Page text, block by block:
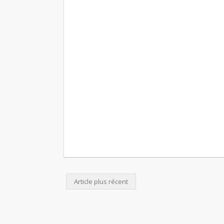
Article plus récent